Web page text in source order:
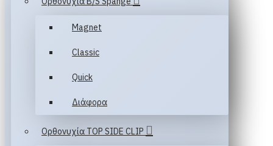
Magnet
Classic
Quick
Διάφορα
Ορθονυχία TOP SIDE CLIP